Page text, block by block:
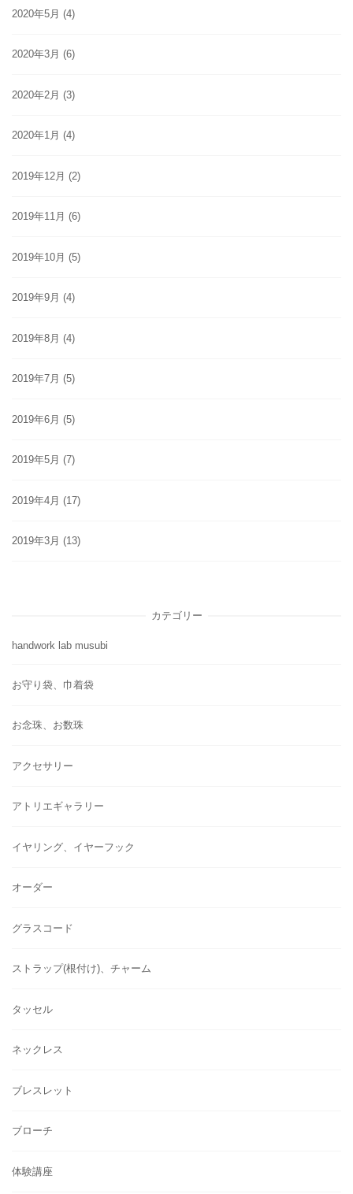
2020年5月 (4)
2020年3月 (6)
2020年2月 (3)
2020年1月 (4)
2019年12月 (2)
2019年11月 (6)
2019年10月 (5)
2019年9月 (4)
2019年8月 (4)
2019年7月 (5)
2019年6月 (5)
2019年5月 (7)
2019年4月 (17)
2019年3月 (13)
カテゴリー
handwork lab musubi
お守り袋、巾着袋
お念珠、お数珠
アクセサリー
アトリエギャラリー
イヤリング、イヤーフック
オーダー
グラスコード
ストラップ(根付け)、チャーム
タッセル
ネックレス
ブレスレット
ブローチ
体験講座